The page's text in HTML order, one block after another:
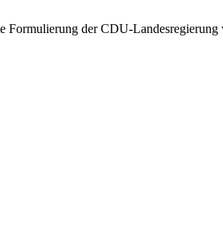
Formulierung der CDU-